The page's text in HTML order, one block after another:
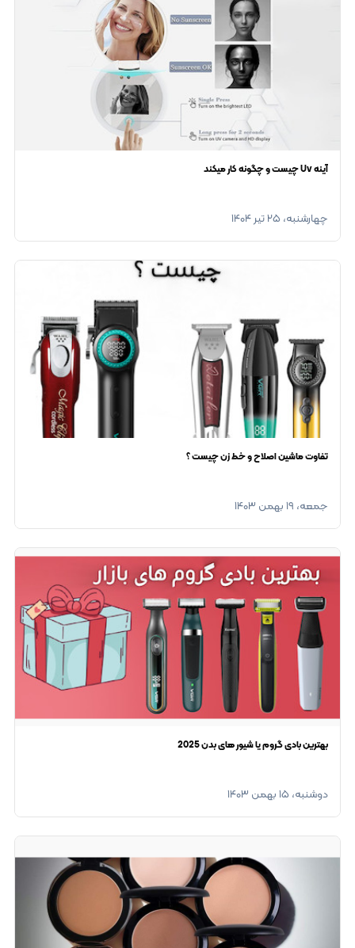
آینه Uv چیست و چگونه کار میکند
چهارشنبه، ۲۵ تیر ۱۴۰۴
تفاوت ماشین اصلاح و خط زن چیست ؟
جمعه، ۱۹ بهمن ۱۴۰۳
بهترين بادی گروم یا شیور های بدن 2025
دوشنبه، ۱۵ بهمن ۱۴۰۳